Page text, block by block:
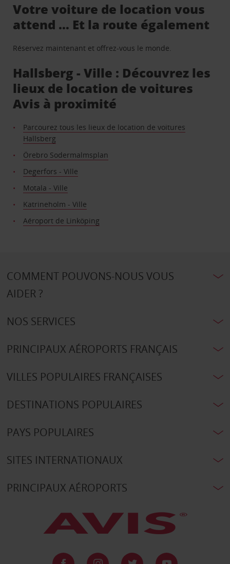
Votre voiture de location vous
attend … Et la route également
Réservez maintenant et offrez-vous le monde.
Hallsberg - Ville : Découvrez les
lieux de location de voitures
Avis à proximité
Parcourez tous les lieux de location de voitures
Hallsberg
Örebro Sodermalmsplan
Degerfors - Ville
Motala - Ville
Katrineholm - Ville
Aéroport de Linköping
COMMENT POUVONS-NOUS VOUS
AIDER ?
NOS SERVICES
PRINCIPAUX AÉROPORTS FRANÇAIS
VILLES POPULAIRES FRANÇAISES
DESTINATIONS POPULAIRES
PAYS POPULAIRES
SITES INTERNATIONAUX
PRINCIPAUX AÉROPORTS